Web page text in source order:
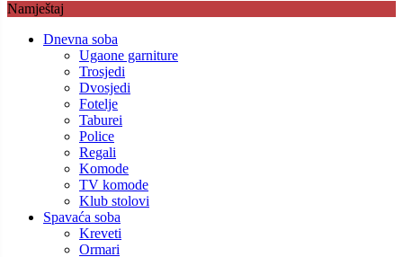
Namještaj
Dnevna soba
Ugaone garniture
Trosjedi
Dvosjedi
Fotelje
Taburei
Police
Regali
Komode
TV komode
Klub stolovi
Spavaća soba
Kreveti
Ormari